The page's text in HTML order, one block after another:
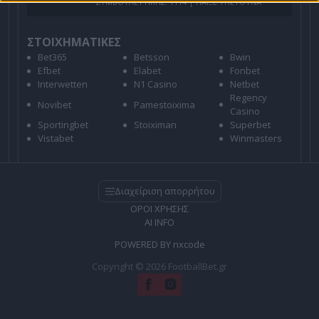
ΣΤΟΙΧΗΜΑΤΙΚΕΣ
Bet365 Betsson
Bwin
Efbet
Elabet
Fonbet
Interwetten
N1 Casino
Netbet
Novibet
Pamestoixima
Regency
Casino
Sportingbet
Stoiximan
Superbet
Vistabet
Winmasters
Διαχείριση απορρήτου
ΟΡΟΙ ΧΡΗΣΗΣ
AI INFO
POWERED BY nxcode
Copyright © 2026 FootballBet.gr